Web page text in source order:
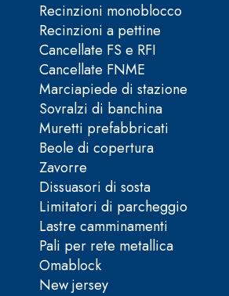
Recinzioni monoblocco
Recinzioni a pettine
Cancellate FS e RFI
Cancellate FNME
Marciapiede di stazione
Sovralzi di banchina
Muretti prefabbricati
Beole di copertura
Zavorre
Dissuasori di sosta
Limitatori di parcheggio
Lastre camminamenti
Pali per rete metallica
Omablock
New jersey